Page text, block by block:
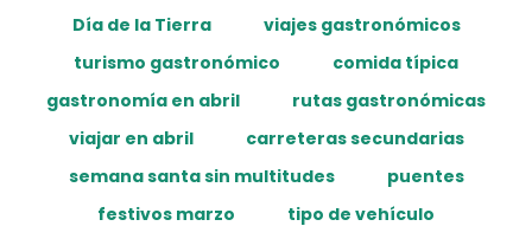
Día de la Tierra
viajes gastronómicos
turismo gastronómico
comida típica
gastronomía en abril
rutas gastronómicas
viajar en abril
carreteras secundarias
semana santa sin multitudes
puentes
festivos marzo
tipo de vehículo